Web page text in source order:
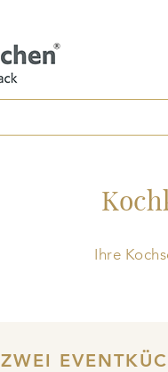
Ihre
ZWEI